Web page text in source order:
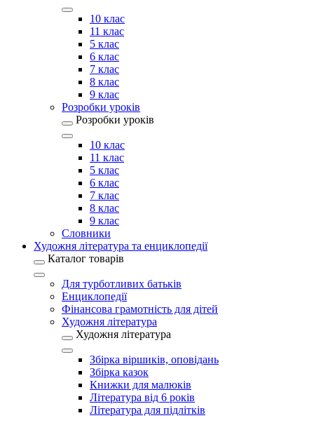
10 клас
11 клас
5 клас
6 клас
7 клас
8 клас
9 клас
Розробки уроків
Розробки уроків
10 клас
11 клас
5 клас
6 клас
7 клас
8 клас
9 клас
Словники
Художня література та енциклопедії
Каталог товарів
Для турботливих батьків
Енциклопедії
Фінансова грамотність для дітей
Художня література
Художня література
Збірка віршиків, оповідань
Збірка казок
Книжки для малюків
Література від 6 років
Література для підлітків